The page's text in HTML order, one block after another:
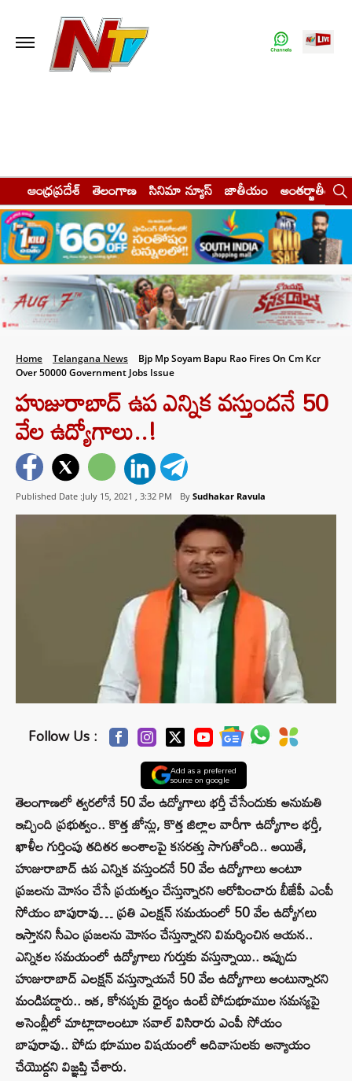
ఆంధ్రప్రదేశ్ తెలంగాణ సినిమా న్యూస్ జాతీయం అంతర్జాతీయం
Home Telangana News
Bjp Mp Soyam Bapu Rao Fires On Cm Kcr
Over 50000 Government Jobs Issue
హుజురాబాద్‌ ఉప ఎన్నిక వస్తుందనే 50
వేల ఉద్యోగాలు..!
Published Date :July 15, 2021 , 3:32 PM By Sudhakar Ravula
Follow Us :
Add as a preferred
source on google
తెలంగాణలో త్వరలోనే 50 వేల ఉద్యోగాలు భర్తీ చేసేందుకు అనుమతి
ఇచ్చింది ప్రభుత్వం.. కొత్త జోన్లు, కొత్త జిల్లాల వారీగా ఉద్యోగాల భర్తీ,
ఖాళీల గుర్తింపు తదితర అంశాలపై కసరత్తు సాగుతోంది.. అయితే,
హుజురాబాద్‌ ఉప ఎన్నిక వస్తుందనే 50 వేల ఉద్యోగాలు అంటూ
ప్రజలను మోసం చేసే ప్రయత్నం చేస్తున్నారని ఆరోపించారు బీజేపీ ఎంపీ
సోయం బాపురావు… ప్రతి ఎలక్షన్ సమయంలో 50 వేల ఉద్యోగలు
ఇస్తానని సీఎం ప్రజలను మోసం చేస్తున్నారని విమర్శించిన ఆయన..
ఎన్నికల సమయంలో ఉద్యోగాలు గుర్తుకు వస్తున్నాయి.. ఇప్పుడు
హుజురాబాద్ ఎలక్షన్ వస్తున్నాయనే 50 వేల ఉద్యోగాలు అంటున్నారని
మండిపడ్డారు.. ఇక, కోనప్పకు ధైర్యం ఉంటే పోడుభూముల సమస్యపై
అసెంబ్లీలో మాట్లాడాలంటూ సవాల్ విసిరారు ఎంపీ సోయం
బాపురావు.. పోడు భూముల విషయంలో అదివాసులకు అన్యాయం
చేయొద్దని విజ్ఞప్తి చేశారు.